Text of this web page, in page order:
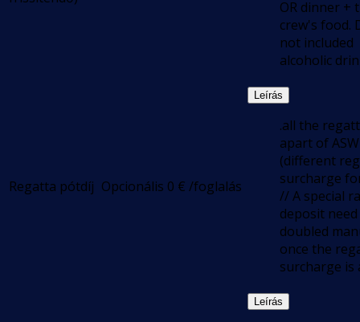
OR dinner +
crew's food.
not included
alcoholic
Regatta pótdíj Opcionális 0 € /foglalás
Leírás
.all the
apart of ASW
(different
surcharge
// A special
deposit
doubled
once the
surcharge is
Leírás